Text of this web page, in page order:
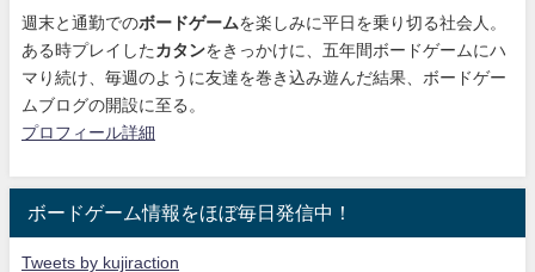
週末と通勤でのボードゲームを楽しみに平日を乗り切る社会人。
ある時プレイした カタンをきっかけに、 五年間ボードゲームにハ
マり続け 、毎週のように友達を巻き込み遊んだ結果、ボードゲー
ムブログの開設に至る。
プロフィール詳細
ボードゲーム情報をほぼ毎日発信中！
Tweets by kujiraction